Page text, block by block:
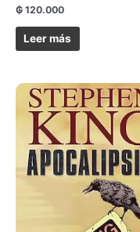
₲ 120.000
Leer más